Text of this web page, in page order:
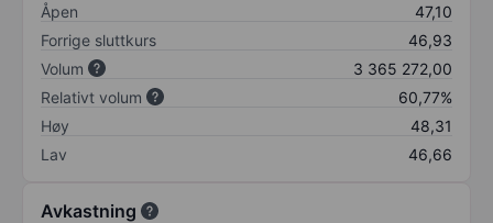
Åpen
47,10
Forrige sluttkurs
46,93
Volum
3 365 272,00
Relativt volum
60,77%
Høy
48,31
Lav
46,66
Avkastning